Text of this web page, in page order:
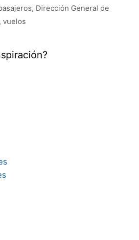
, Dirección General de
, vuelos